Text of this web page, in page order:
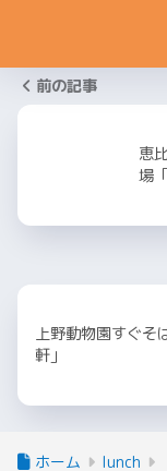
前の記事
恵
場
上野動物園すぐそ
軒」
ホーム lunch